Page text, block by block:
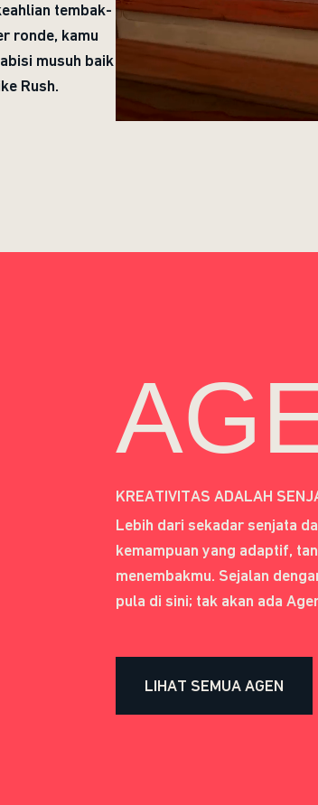
tembak-
ronde, kamu
musuh baik
Rush.
KREATIVITAS ADALAH
Lebih dari sekadar senjata
kemampuan yang adaptif,
menembakmu. Sejalan
pula di sini; tak akan ada
LIHAT SEMUA AGEN